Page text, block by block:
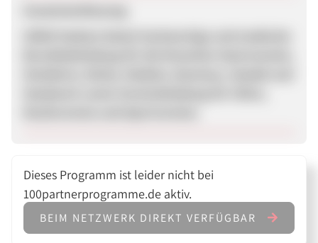
Dieses Programm ist leider nicht bei
100partnerprogramme.de aktiv.
BEIM NETZWERK DIREKT VERFÜGBAR